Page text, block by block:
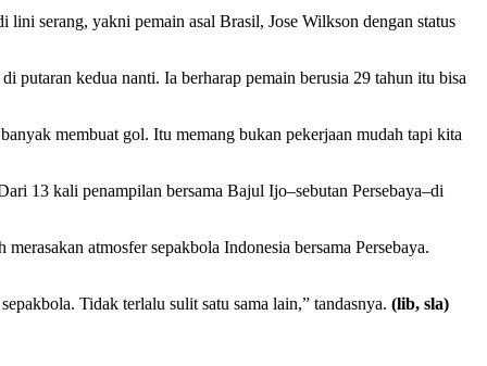
serang, yakni pemain asal Brasil, Jose Wilkson dengan status
putaran kedua nanti. Ia berharap pemain berusia 29 tahun itu bisa
membuat gol. Itu memang bukan pekerjaan mudah tapi kita
13 kali penampilan bersama Bajul Ijo–sebutan Persebaya–di
atmosfer sepakbola Indonesia bersama Persebaya.
Tidak terlalu sulit satu sama lain,” tandasnya. (lib, sla)